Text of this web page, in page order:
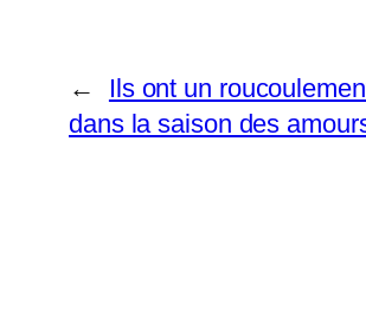
←
Ils ont un
dans la saison des